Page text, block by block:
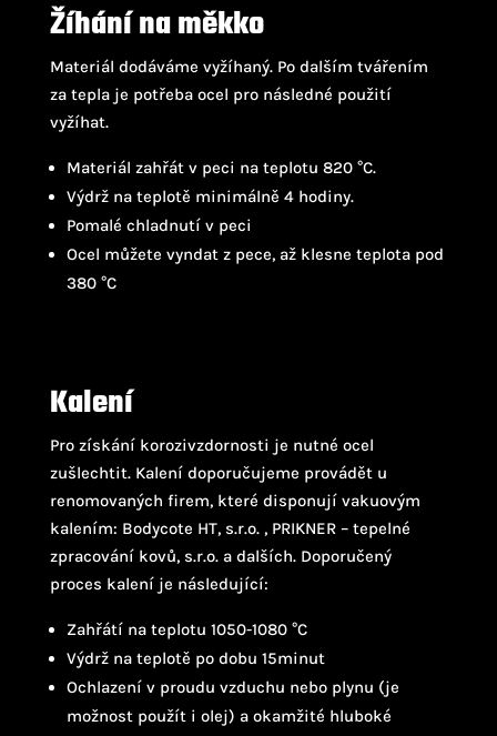
Žíhání na měkko
Materiál dodáváme vyžíhaný. Po dalším tvářením
za tepla je potřeba ocel pro následné použití
vyžíhat.
Materiál zahřát v peci na teplotu 820 °C.
Výdrž na teplotě minimálně 4 hodiny.
Pomalé chladnutí v peci
Ocel můžete vyndat z pece, až klesne teplota pod
380 °C
Kalení
Pro získání korozivzdornosti je nutné ocel
zušlechtit. Kalení doporučujeme provádět u
renomovaných firem, které disponují vakuovým
kalením: Bodycote HT, s.r.o. , PRIKNER – tepelné
zpracování kovů, s.r.o. a dalších. Doporučený
proces kalení je následující:
Zahřátí na teplotu 1050-1080 °C
Výdrž na teplotě po dobu 15minut
Ochlazení v proudu vzduchu nebo plynu (je
možnost použít i olej) a okamžité hluboké